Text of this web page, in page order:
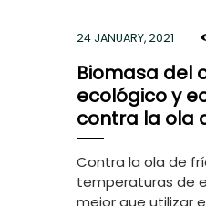
24 JANUARY, 2021
Biomasa del
ecológico y
contra la ola
Contra la ola de
temperaturas de
mejor que utilizar